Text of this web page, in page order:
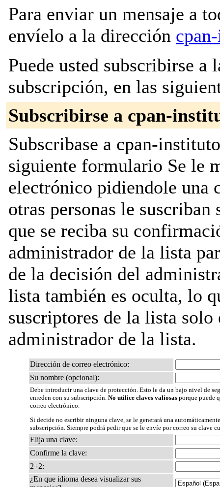
Para enviar un mensaje a
envíelo a la dirección
Puede usted subscribirse a
subscripción, en las
Subscribirse a cpan-
Subscribase a cpan-
siguiente formulario Se le
electrónico pidiendole una
otras personas le
que se reciba su
administrador de la lista
de la decisión del
lista también es oculta, lo
suscriptores de la lista
administrador de la lista.
Dirección de correo electrónico:
Su nombre (opcional):
Debe introducir una clave de protección. Esto le da un bajo nivel de
enreden con su subscripción. No utilice claves valiosas porque puede
correo electrónico.
Si decide no escribir ninguna clave, se le generará una
subscripción. Siempre podrá pedir que se le envíe por correo su clave
Elija una clave:
Confirme la clave:
2+2:
¿En que idioma desea visualizar sus